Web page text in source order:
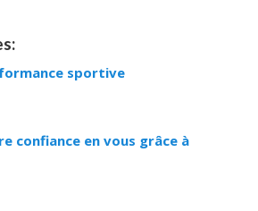
sportive
confiance en vous grâce à